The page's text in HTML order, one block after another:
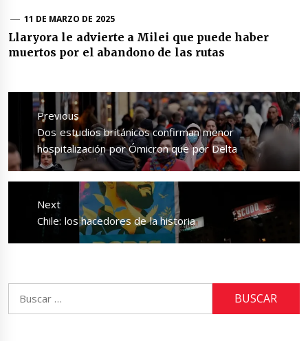
11 DE MARZO DE 2025
Llaryora le advierte a Milei que puede haber
muertos por el abandono de las rutas
Navegación
entradas
Previous
Previous
post:
Dos estudios británicos confirman menor
hospitalización por Ómicron que por Delta
Next
Next
Chile: los hacedores de la historia